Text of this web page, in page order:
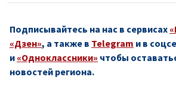
Подписывайтесь на нас в сервисах
«Дзен», а также в Telegram и в
и «Одноклассники» чтобы
новостей региона.